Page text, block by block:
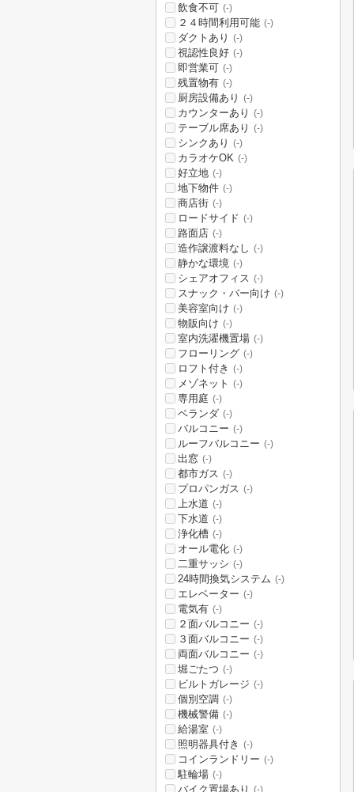
飲食不可 (-)
２４時間利用可能 (-)
ダクトあり (-)
視認性良好 (-)
即営業可 (-)
残置物有 (-)
厨房設備あり (-)
カウンターあり (-)
テーブル席あり (-)
シンクあり (-)
カラオケOK (-)
好立地 (-)
地下物件 (-)
商店街 (-)
ロードサイド (-)
路面店 (-)
造作譲渡料なし (-)
静かな環境 (-)
シェアオフィス (-)
スナック・バー向け (-)
美容室向け (-)
物販向け (-)
室内洗濯機置場 (-)
フローリング (-)
ロフト付き (-)
メゾネット (-)
専用庭 (-)
ベランダ (-)
バルコニー (-)
ルーフバルコニー (-)
出窓 (-)
都市ガス (-)
プロパンガス (-)
上水道 (-)
下水道 (-)
浄化槽 (-)
オール電化 (-)
二重サッシ (-)
24時間換気システム (-)
エレベーター (-)
電気有 (-)
２面バルコニー (-)
３面バルコニー (-)
両面バルコニー (-)
堀ごたつ (-)
ビルトガレージ (-)
個別空調 (-)
機械警備 (-)
給湯室 (-)
照明器具付き (-)
コインランドリー (-)
駐輪場 (-)
バイク置場あり (-)